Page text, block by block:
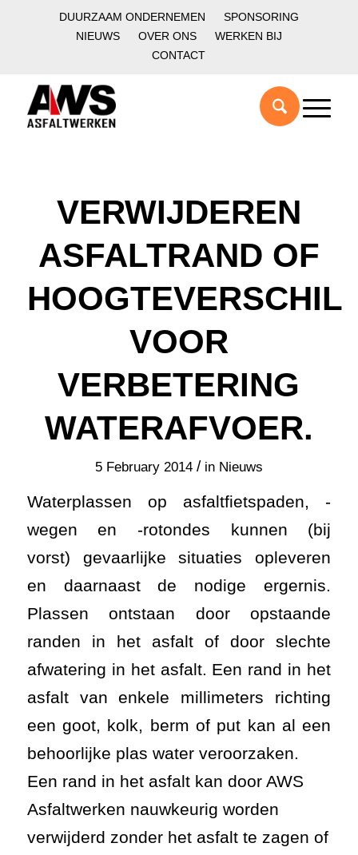
DUURZAAM ONDERNEMEN
SPONSORING
NIEUWS
OVER ONS
WERKEN BIJ
CONTACT
VERWIJDEREN
ASFALTRAND OF
HOOGTEVERSCHIL
VOOR
VERBETERING
WATERAFVOER.
5 February 2014 / in Nieuws
Waterplassen op asfaltfietspaden, -
wegen en -rotondes kunnen (bij
vorst) gevaarlijke situaties opleveren
en daarnaast de nodige ergernis.
Plassen ontstaan door opstaande
randen in het asfalt of door slechte
afwatering in het asfalt. Een rand in het
asfalt van enkele millimeters richting
een goot, kolk, berm of put kan al een
behoorlijke plas water veroorzaken.
Een rand in het asfalt kan door AWS
Asfaltwerken nauwkeurig worden
verwijderd zonder het asfalt te zagen of